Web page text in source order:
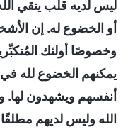
ليس لديه قلب يتقي
أو الخضوع له. إن
وخصوصًا أولئك
يمكنهم الخضوع لله في
أنفسهم ويشهدون لها.
الله وليس لديهم